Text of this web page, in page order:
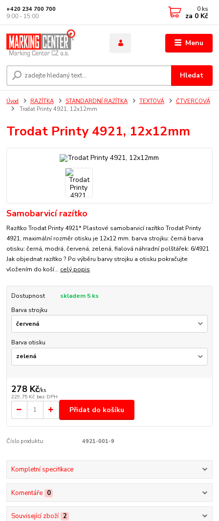
Menu
Hledat
+420 234 700 700
9:00 - 15:00
0 ks
za 0 Kč
Úvod RAZÍTKA STANDARDNÍ RAZÍTKA TEXTOVÁ
ČTVERCOVÁ
Trodat Printy 4921, 12x12mm
Trodat Printy 4921, 12x12mm
Samobarvicí razítko
Razítko Trodat Printy 4921* Plastové samobarvicí razítko Trodat Printy
4921, maximální rozměr otisku je 12x12 mm. barva strojku: černá barva
otisku: černá, modrá, červená, zelená, fialová náhradní polštářek: 6/4921
Jak objednat razítko ? Po výběru barvy strojku a otisku pokračujte
vložením do koší... celý popis
Dostupnost
skladem 5 ks
Barva strojku
Barva otisku
278 Kč/ks
229,75 Kč bez DPH
Přidat do košíku
Číslo produktu: 4921-001-9
Kompletní specifikace
Komentáře 0
Související zboží 2